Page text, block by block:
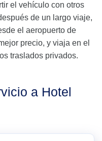
el vehículo con otros
de un largo viaje,
el aeropuerto de
precio, y viaja en el
traslados privados.
a Hotel